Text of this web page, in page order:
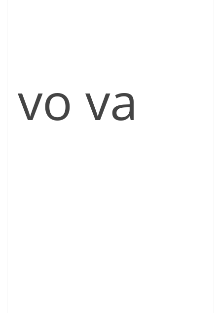
vo va